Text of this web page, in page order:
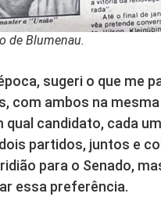
de Blumenau.
sugeri o que me
com ambos na
qual candidato, cada
partidos, juntos e
para o Senado,
essa preferência.